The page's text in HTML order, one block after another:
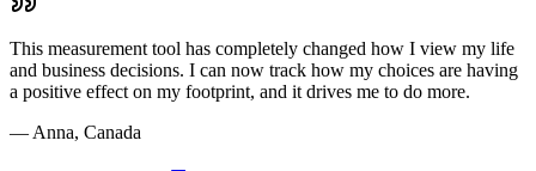
This measurement tool has completely changed how I view my life
and business decisions. I can now track how my choices are having
a positive effect on my footprint, and it drives me to do more.
— Anna, Canada